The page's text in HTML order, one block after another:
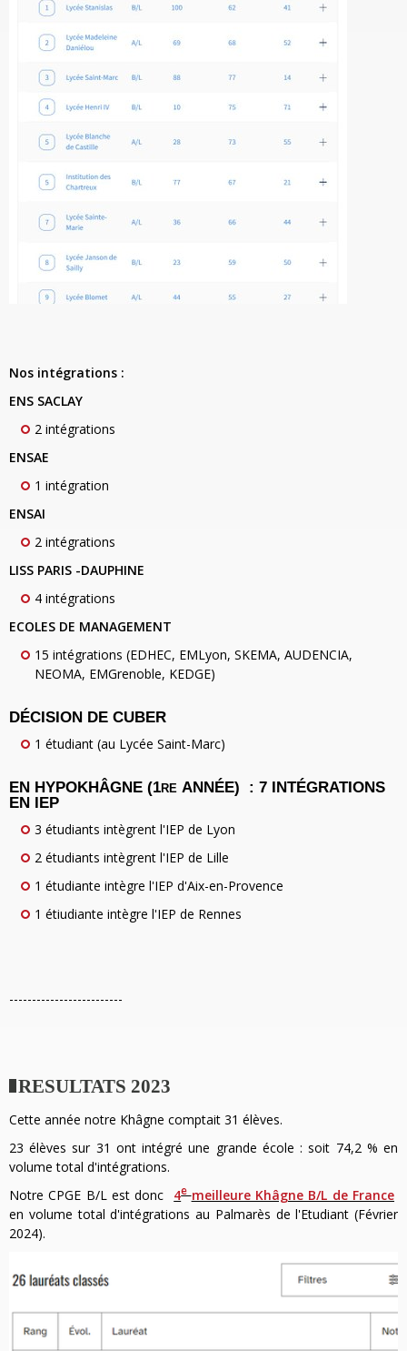
Nos intégrations :
ENS SACLAY
2 intégrations
ENSAE
1 intégration
ENSAI
2 intégrations
LISS PARIS -DAUPHINE
4 intégrations
ECOLES DE MANAGEMENT
15 intégrations (EDHEC, EMLyon, SKEMA, AUDENCIA,
NEOMA, EMGrenoble, KEDGE)
DÉCISION DE CUBER
1 étudiant (au Lycée Saint-Marc)
EN HYPOKHÂGNE (1RE ANNÉE)
: 7 INTÉGRATIONS
EN IEP
3 étudiants intègrent l'IEP de Lyon
2 étudiants intègrent l'IEP de Lille
1 étudiante intègre l'IEP d'Aix-en-Provence
1 étiudiante intègre l'IEP de Rennes
-------------------------
RESULTATS 2023
Cette année notre Khâgne comptait 31 élèves.
23 élèves sur 31 ont intégré une grande école : soit 74,2 % en
volume total d'intégrations.
Notre CPGE B/L est donc 4e meilleure Khâgne B/L de France
en volume total d'intégrations au Palmarès de l'Etudiant (Février
2024).